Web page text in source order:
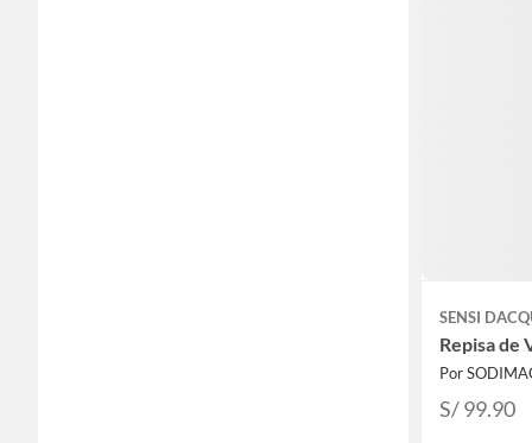
SENSI
Repisa de
Por
S/ 99.90